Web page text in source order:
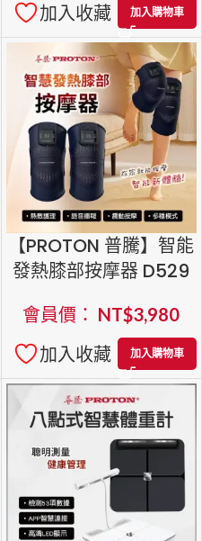
加入收藏
加入購物車
【PROTON 普騰】智能
發熱膝部按摩器 D529
會員價： NT$3,980
加入收藏
加入購物車